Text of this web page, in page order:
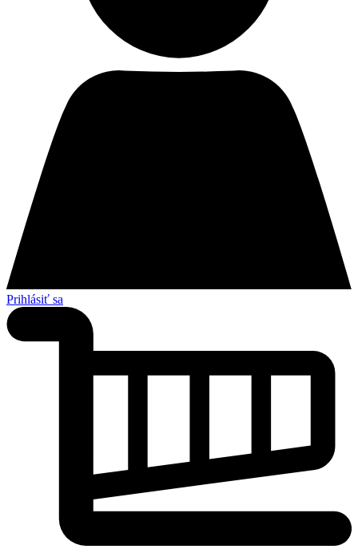
Prihlásiť sa